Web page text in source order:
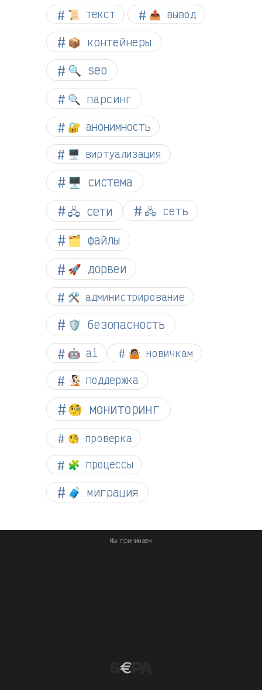
📜 текст 📤 вывод
📦 контейнеры
🔍 seo
🔍 парсинг
🔐 анонимность
🖥️ виртуализация
🖥️ система
🖧 сети
🖧 сеть
🗂️ файлы
🚀 дорвеи
🛠️ администрирование
🛡️ безопасность
🤖 ai 🤷🏽 новичкам
🧏🏻 поддержка
🧐 мониторинг
🧐 проверка
🧩 процессы
🧳 миграция
Мы принимаем